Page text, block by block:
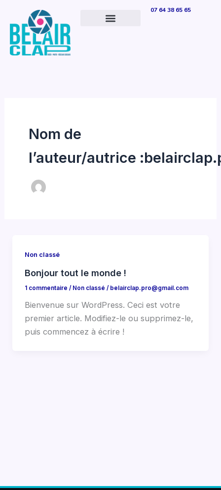
contenu
07 64 38 65 65
Nom de
l’auteur/autrice
Non classé
Bonjour tout le monde !
1 commentaire / Non classé / belairclap.pro@gmail.com
Bienvenue sur WordPress. Ceci est votre
premier article. Modifiez-le ou supprimez-le,
puis commencez à écrire !